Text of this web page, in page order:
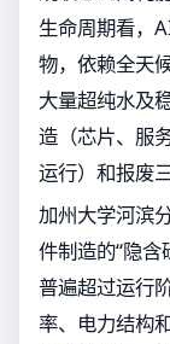
生命周期看，
物，依赖全天
大量超纯水及
造（芯片、服
运行）和报废
加州大学河滨
件制造的“隐
普遍超过运行
率、电力结构